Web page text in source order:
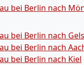
bei Berlin nach
bei Berlin nach
bei Berlin nach
bei Berlin nach Kiel